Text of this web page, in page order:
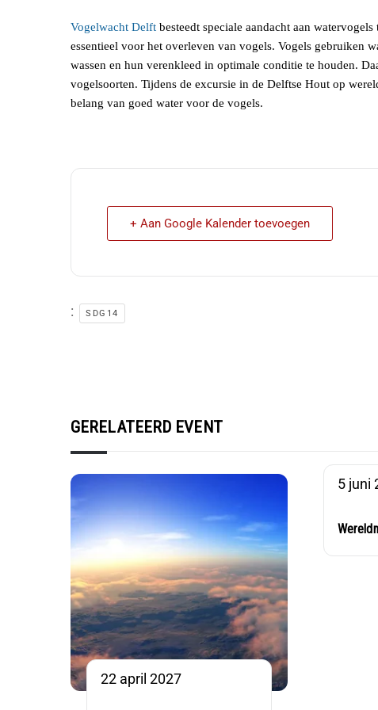
Vogelwacht Delft besteedt speciale aandacht aan
essentieel voor het overleven van vogels. Vogels gebruiken
wassen en hun verenkleed in optimale conditie te houden.
vogelsoorten. Tijdens de excursie in de Delftse Hout op
belang van goed water voor de vogels.
+ Aan Google Kalender toevoegen
: SDG14
GERELATEERD EVENT
22 april 2027
5 juni